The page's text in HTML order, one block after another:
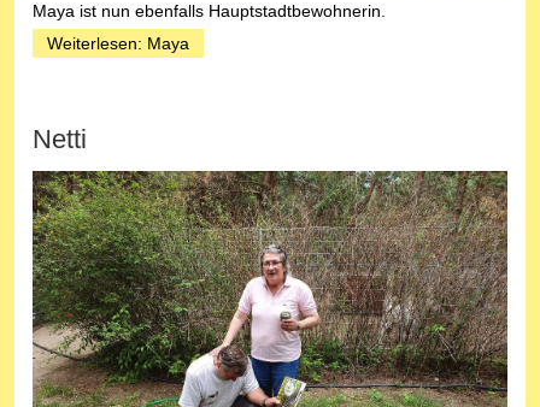
Maya ist nun ebenfalls Hauptstadtbewohnerin.
Weiterlesen: Maya
Netti